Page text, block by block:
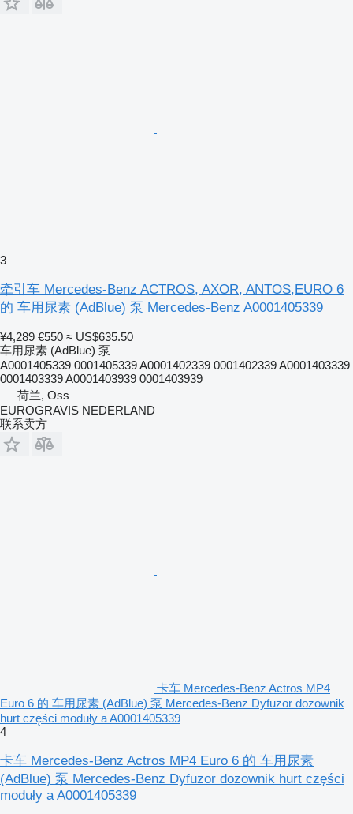
3
牵引车 Mercedes-Benz ACTROS, AXOR, ANTOS,EURO 6
的 车用尿素 (AdBlue) 泵 Mercedes-Benz A0001405339
¥4,289 €550 ≈ US$635.50
车用尿素 (AdBlue) 泵
A0001405339 0001405339 A0001402339 0001402339 A0001403339
0001403339 A0001403939 0001403939
荷兰, Oss
EUROGRAVIS NEDERLAND
联系卖方
卡车 Mercedes-Benz Actros MP4
Euro 6 的 车用尿素 (AdBlue) 泵 Mercedes-Benz Dyfuzor dozownik
hurt części moduły a A0001405339
4
卡车 Mercedes-Benz Actros MP4 Euro 6 的 车用尿素
(AdBlue) 泵 Mercedes-Benz Dyfuzor dozownik hurt części
moduły a A0001405339